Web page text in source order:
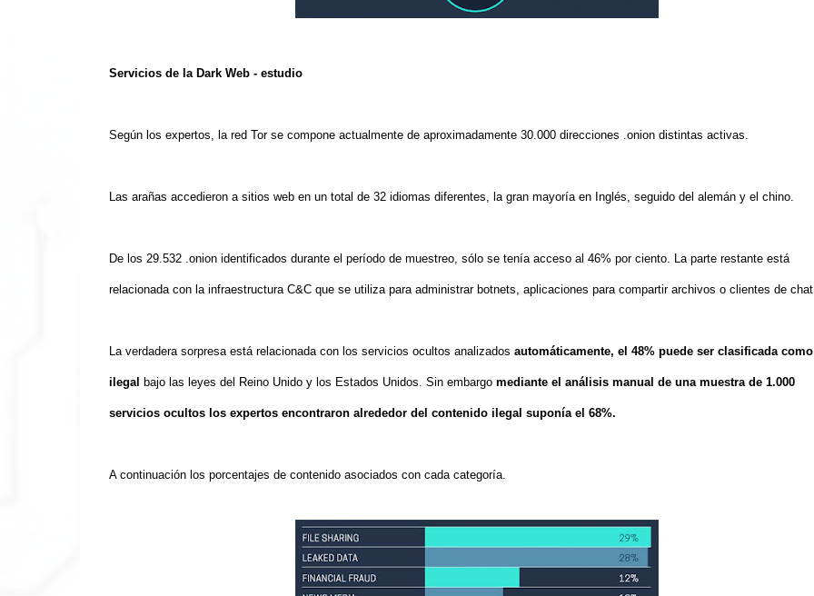
Servicios de la Dark Web - estudio
Según los expertos, la red Tor se compone actualmente de aproximadamente 30.000 direcciones .onion distintas activas.
Las arañas accedieron a sitios web en un total de 32 idiomas diferentes, la gran mayoría en Inglés, seguido del alemán y el chino.
De los 29.532 .onion identificados durante el período de muestreo, sólo se tenía acceso al 46% por ciento. La parte restante está
relacionada con la infraestructura C&C que se utiliza para administrar botnets, aplicaciones para compartir archivos o clientes de
La verdadera sorpresa está relacionada con los servicios ocultos analizados automáticamente, el 48% puede ser clasificada como
ilegal bajo las leyes del Reino Unido y los Estados Unidos. Sin embargo mediante el análisis manual de una muestra de 1.000
servicios ocultos los expertos encontraron alrededor del contenido ilegal suponía el 68%.
A continuación los porcentajes de contenido asociados con cada categoría.